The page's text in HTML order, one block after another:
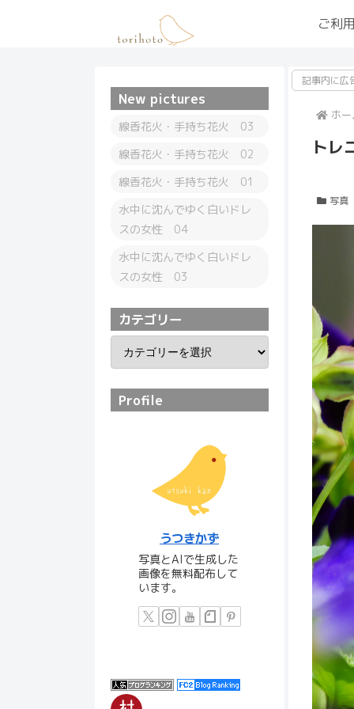
ご利
記事内に広
ホ
トレ
写真
New pictures
線香花火・手持ち花火 03
線香花火・手持ち花火 02
線香花火・手持ち花火 01
水中に沈んでゆく白いドレ
スの女性 04
水中に沈んでゆく白いドレ
スの女性 03
カテゴリー
Profile
うつきかず
写真とAIで生成した
画像を無料配布して
います。